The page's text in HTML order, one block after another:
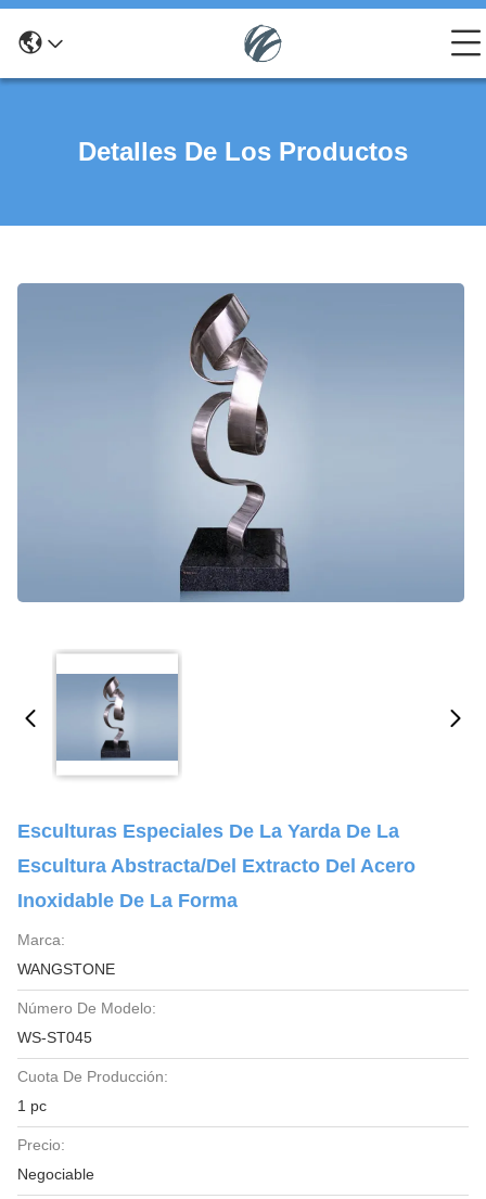
Detalles De Los Productos
Esculturas Especiales De La Yarda De La
Escultura Abstracta/del Extracto Del Acero
Inoxidable De La Forma
Marca:
WANGSTONE
Número De Modelo:
WS-ST045
Cuota De Producción:
1 pc
Precio:
Negociable